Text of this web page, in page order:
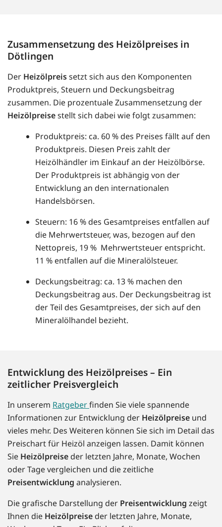
Zusammensetzung des Heizölpreises in
Dötlingen
Der Heizölpreissetzt sich aus den Komponenten
Produktpreis, Steuern und Deckungsbeitrag
zusammen. Die prozentuale Zusammensetzung der
Heizölpreisestellt sich dabei wie folgt zusammen:
Produktpreis: ca. 60 % des Preises fällt auf den
Produktpreis. Diesen Preis zahlt der
Heizölhändler im Einkauf an der Heizölbörse.
Der Produktpreis ist abhängig von der
Entwicklung an den internationalen
Handelsbörsen.
Steuern: 16 % des Gesamtpreises entfallen auf
die Mehrwertsteuer, was, bezogen auf den
Nettopreis, 19 % Mehrwertsteuer entspricht.
11 % entfallen auf die Mineralölsteuer.
Deckungsbeitrag: ca. 13 % machen den
Deckungsbeitrag aus. Der Deckungsbeitrag ist
der Teil des Gesamtpreises, der sich auf den
Mineralölhandel bezieht.
Entwicklung des Heizölpreises – Ein
zeitlicher Preisvergleich
In unserem Ratgeberfinden Sie viele spannende
Informationen zur Entwicklung der Heizölpreise und
vieles mehr. Des Weiteren können Sie sich im Detail das
Preischart für Heizöl anzeigen lassen. Damit können
Sie Heizölpreise der letzten Jahre, Monate, Wochen
oder Tage vergleichen und die zeitliche
Preisentwicklung analysieren.
Die grafische Darstellung der Preisentwicklung zeigt
Ihnen die Heizölpreise der letzten Jahre, Monate,